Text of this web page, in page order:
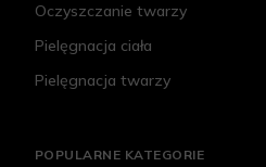
Oczyszczanie twarzy
Pielęgnacja ciała
Pielęgnacja twarzy
POPULARNE KATEGORIE